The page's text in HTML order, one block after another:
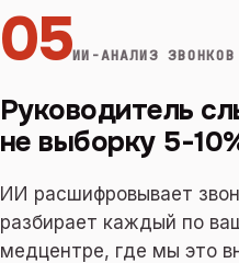
05ИИ-АНАЛИЗ ЗВОНКОВ
Руководитель
не выборку 5-
ИИ расшифровывает
разбирает каждый по
медцентре, где мы это